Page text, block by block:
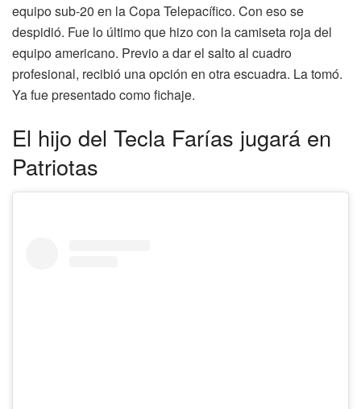
equipo sub-20 en la Copa Telepacífico. Con eso se
despidió. Fue lo último que hizo con la camiseta roja del
equipo americano. Previo a dar el salto al cuadro
profesional, recibió una opción en otra escuadra. La tomó.
Ya fue presentado como fichaje.
El hijo del Tecla Farías jugará en
Patriotas